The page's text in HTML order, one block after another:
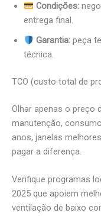
Condições:
entrega final.
Garantia:peça
técnica.
TCO (custo total de
Olhar apenas o preço
manutenção,
anos, janelas
pagar a diferença.
Verifique programas
2025 que apoiem
ventilação de baixo